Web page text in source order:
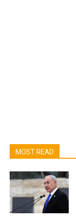
MOST READ